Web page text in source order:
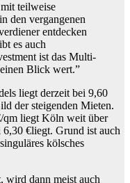
teilweise
den vergangenen
entdecken
es auch
ist das Multi-
Blick wert.”
liegt derzeit bei 9,60
der steigenden Mieten.
qm liegt Köln weit über
€liegt. Grund ist auch
kölsches
wird dann meist auch